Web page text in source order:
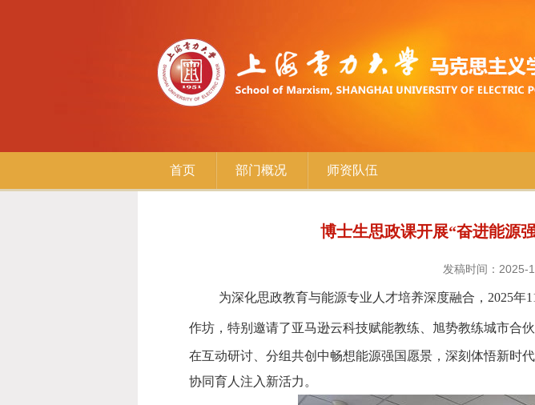
首页 部门概况 师资队伍
博士生思政课开展“奋进能源
发稿时间：2025-
为深化思政教育与能源专业人才培养深度融合， 2025年
作坊，特别邀请了亚马逊云科技赋能教练、旭势教练城市合
在互动研讨、分组共创中畅想能源强国愿景，深刻体悟新时
协同育人注入新活力。